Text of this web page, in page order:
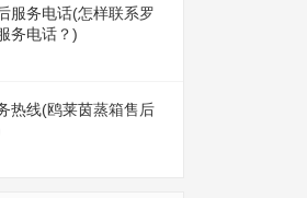
服务电话(怎样联系罗
务电话？)
热线(鸥莱茵蒸箱售后